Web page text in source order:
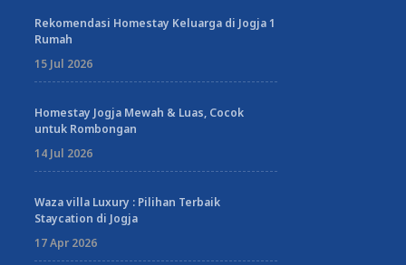
Rekomendasi Homestay Keluarga di Jogja 1
Rumah
15 Jul 2026
Homestay Jogja Mewah & Luas, Cocok
untuk Rombongan
14 Jul 2026
Waza villa Luxury : Pilihan Terbaik
Staycation di Jogja
17 Apr 2026